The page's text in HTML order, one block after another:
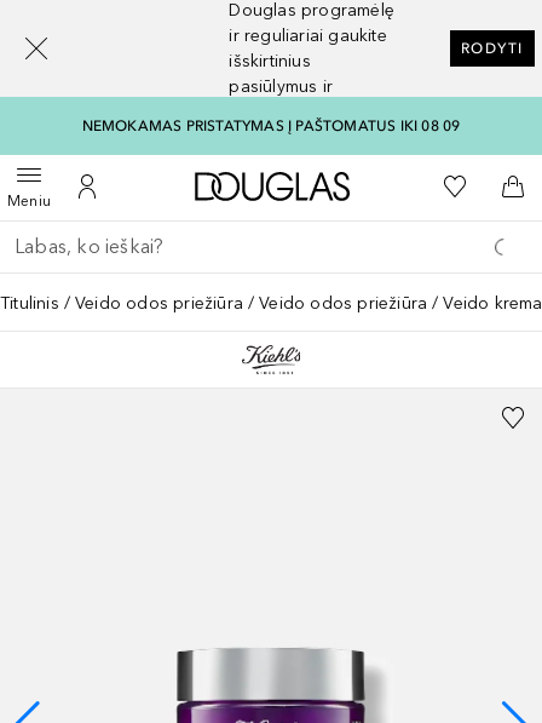
Douglas programėlę
ir reguliariai gaukite
išskirtinius
pasiūlymus ir
RODYTI
NEMOKAMAS PRISTATYMAS Į PAŠTOMATUS IKI 08 09
MeniuAtidaryti meniuĮ mano paskyrą
Į Douglas pagrindinį
Į mano
Į
Grįžk atgal
Vykdykite paiešką
Titulinis Veido odos priežiūra Veido odos priežiūra Veido
[navigation.slideout.screenreader]